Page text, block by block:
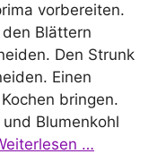
vorbereiten.
Blättern
Den Strunk
Einen
bringen.
Blumenkohl
…